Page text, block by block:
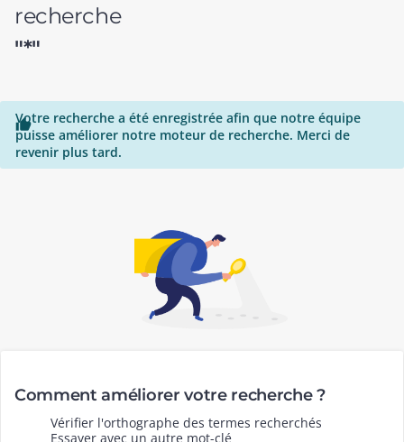
recherche
"*"

Votre recherche a été enregistrée afin que notre équipe
puisse améliorer notre moteur de recherche. Merci de
revenir plus tard.
Comment améliorer votre recherche ?
Vérifier l'orthographe des termes recherchés
Essayer avec un autre mot-clé